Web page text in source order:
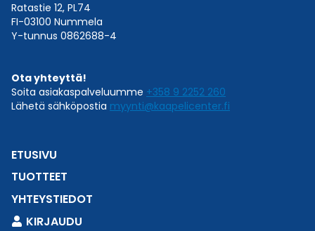
Ratastie 12, PL74
FI-03100 Nummela
Y-tunnus 0862688-4
Ota yhteyttä!
Soita asiakaspalveluumme +358 9 2252 260
Lähetä sähköpostia myynti@kaapelicenter.fi
ETUSIVU
TUOTTEET
YHTEYSTIEDOT
KIRJAUDU